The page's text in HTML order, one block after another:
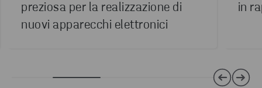
preziosa per la realizzazione di
nuovi apparecchi elettronici
in